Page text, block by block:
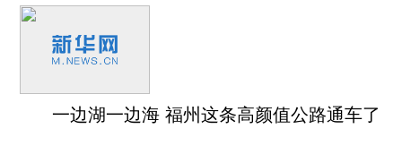
一边湖一边海 福州这条高颜值公路通车了